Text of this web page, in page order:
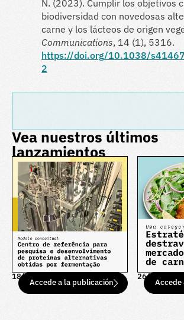
N. (2023). Cumplir los objetivos
biodiversidad con novedosas
carne y los lácteos de origen
Communications, 14 (1), 5316.
https://doi.org/10.1038/
2
Vea nuestros últimos
lanzamientos
18/12/25
Accede a la publicación
26/09/25
Accede